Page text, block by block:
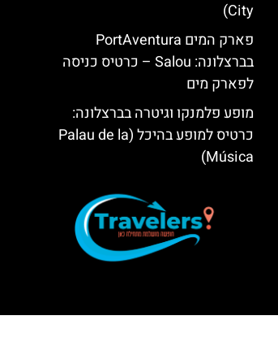
City)
פארק המים PortAventura
בברצלונה: Salou – כרטיס כניסה
לפארק מים
מופע פלמנקו וגיטרה בברצלונה:
כרטיס למופע בהיכל (Palau de la
Música)